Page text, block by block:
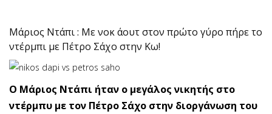
Μάριος Ντάπι : Με νοκ άουτ στον πρώτο γύρο πήρε το
ντέρμπι με Πέτρο Σάχο στην Κω!
O Μάριος Ντάπι ήταν ο μεγάλος νικητής στο
ντέρμπυ με τον Πέτρο Σάχο στην διοργάνωση του